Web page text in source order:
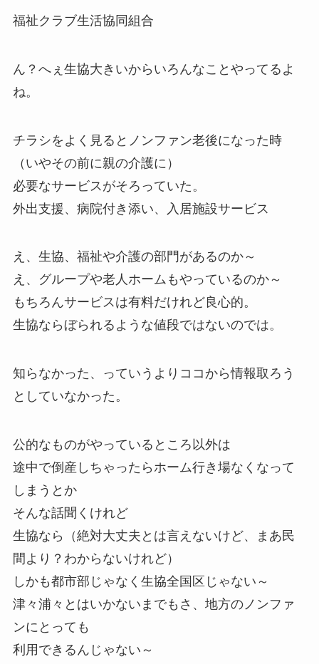
福祉クラブ生活協同組合
ん？へぇ生協大きいからいろんなことやってるよ
ね。
チラシをよく見るとノンファン老後になった時
（いやその前に親の介護に）
必要なサービスがそろっていた。
外出支援、病院付き添い、入居施設サービス
え、生協、福祉や介護の部門があるのか～
え、グループや老人ホームもやっているのか～
もちろんサービスは有料だけれど良心的。
生協ならぼられるような値段ではないのでは。
知らなかった、っていうよりココから情報取ろう
としていなかった。
公的なものがやっているところ以外は
途中で倒産しちゃったらホーム行き場なくなって
しまうとか
そんな話聞くけれど
生協なら（絶対大丈夫とは言えないけど、まあ民
間より？わからないけれど）
しかも都市部じゃなく生協全国区じゃない～
津々浦々とはいかないまでもさ、地方のノンファ
ンにとっても
利用できるんじゃない～